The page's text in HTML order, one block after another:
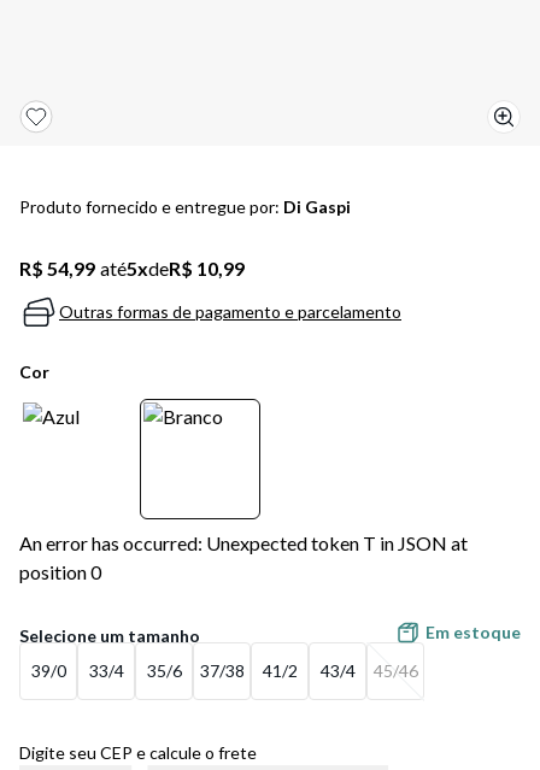
Produto fornecido e entregue por: Di Gaspi
R$ 54,99 até5xdeR$ 10,99
Outras formas de pagamento e parcelamento
Cor
An error has occurred: Unexpected token T in JSON at
position 0
39/0 33/4 35/6 37/38 41/2 43/4 45/46
Em estoque
Digite seu CEP e calcule o frete